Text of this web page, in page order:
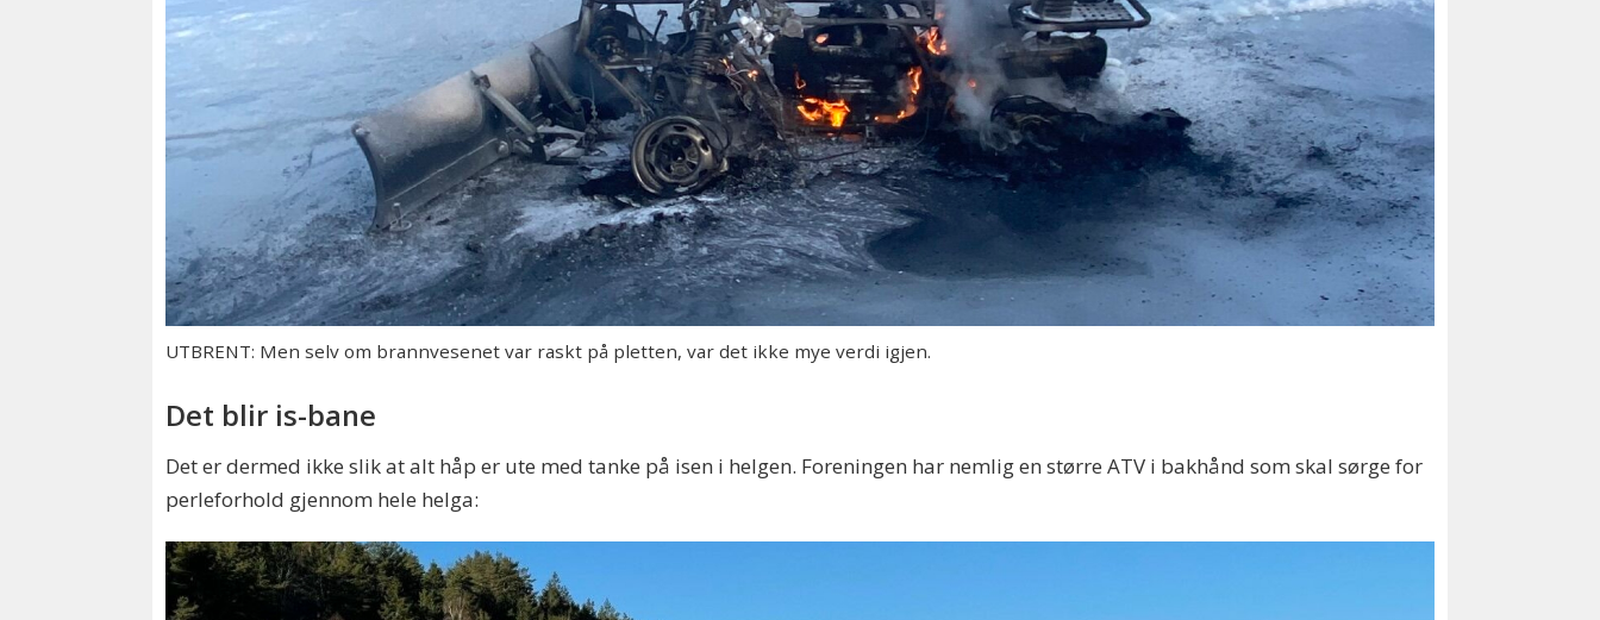
UTBRENT: Men selv om brannvesenet var raskt på pletten, var det ikke mye verdi igjen.
Det blir is-bane
Det er dermed ikke slik at alt håp er ute med tanke på isen i helgen. Foreningen har nemlig en større ATV i bakhånd som skal sørge for
perleforhold gjennom hele helga: